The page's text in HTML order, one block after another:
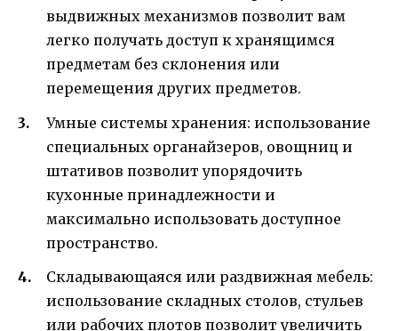
выдвижных механизмов позволит вам
легко получать доступ к хранящимся
предметам без склонения или
перемещения других предметов.
Умные системы хранения: использование
специальных органайзеров, овощниц и
штативов позволит упорядочить
кухонные принадлежности и
максимально использовать доступное
пространство.
Складывающаяся или раздвижная мебель:
использование складных столов, стульев
или рабочих плотов позволит увеличить